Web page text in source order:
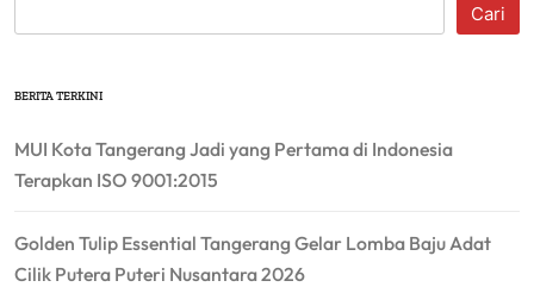
Cari
BERITA TERKINI
MUI Kota Tangerang Jadi yang Pertama di Indonesia
Terapkan ISO 9001:2015
Golden Tulip Essential Tangerang Gelar Lomba Baju Adat
Cilik Putera Puteri Nusantara 2026